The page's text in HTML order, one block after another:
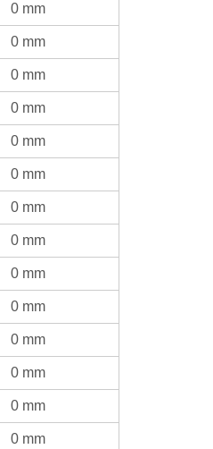
0 mm
0 mm
0 mm
0 mm
0 mm
0 mm
0 mm
0 mm
0 mm
0 mm
0 mm
0 mm
0 mm
0 mm